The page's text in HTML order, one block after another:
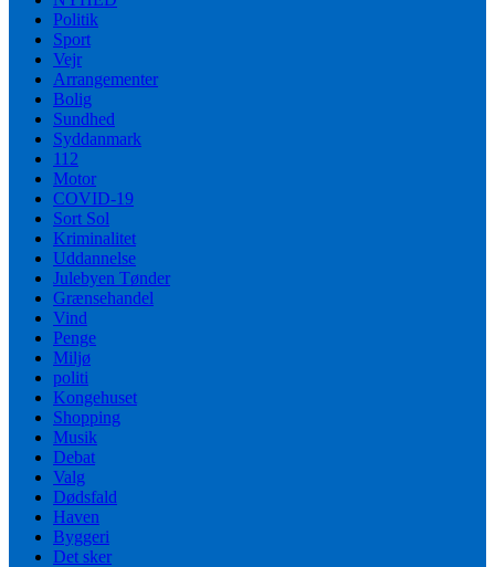
Politik
Sport
Vejr
Arrangementer
Bolig
Sundhed
Syddanmark
112
Motor
COVID-19
Sort Sol
Kriminalitet
Uddannelse
Julebyen Tønder
Grænsehandel
Vind
Penge
Miljø
politi
Kongehuset
Shopping
Musik
Debat
Valg
Dødsfald
Haven
Byggeri
Det sker